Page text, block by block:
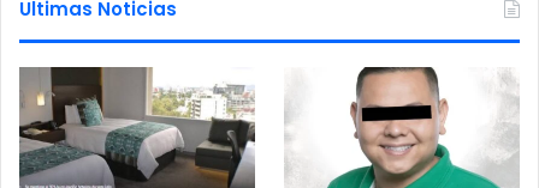
Ultimas Noticias